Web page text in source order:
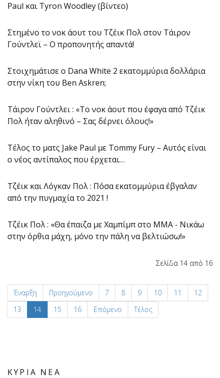
Paul και Tyron Woodley (βίντεο)
Στημένο το νοκ άουτ του Τζέικ Πολ στον Τάιρον
Γούντλεϊ – Ο προπονητής απαντά!
Στοιχημάτισε ο Dana White 2 εκατομμύρια δολλάρια
στην νίκη του Ben Askren;
Τάιρον Γούντλει : «Το νοκ άουτ που έφαγα από Τζέικ
Πολ ήταν αληθινό – Σας δέρνει όλους!»
Τέλος το ματς Jake Paul με Tommy Fury – Αυτός είναι
ο νέος αντίπαλος που έρχεται…
Τζέικ και Λόγκαν Πολ : Πόσα εκατομμύρια έβγαλαν
από την πυγμαχία το 2021 !
Τζέικ Πολ : «Θα έπαιζα με Χαμπίμπ στο ΜΜΑ - Νικάω
στην όρθια μάχη, μόνο την πάλη να βελτιώσω!»
Σελίδα 14 από 16
Έναρξη Προηγούμενο 7 8 9 10 11
12
13
14 15 16 Επόμενο Τέλος
ΚΥΡΙΑ ΝΕΑ